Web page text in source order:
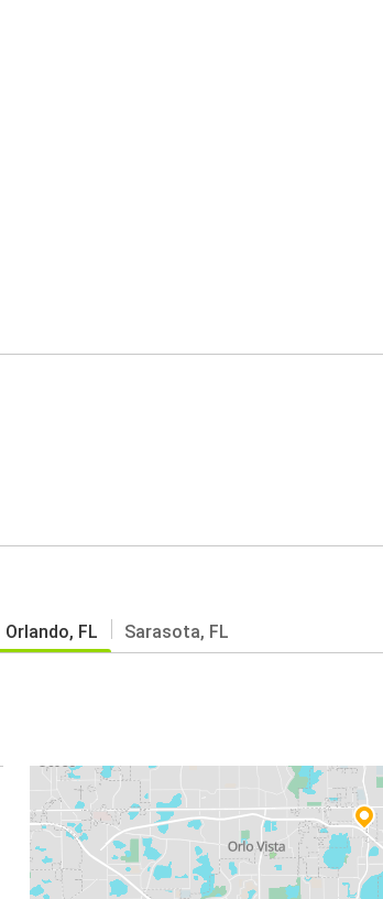
Orlando, FL Sarasota, FL